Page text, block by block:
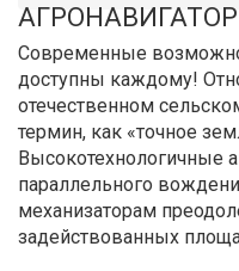
Современные
доступны каждому!
отечественном
термин, как «точное
Высокотехнологичные
параллельного
механизаторам
задействованных